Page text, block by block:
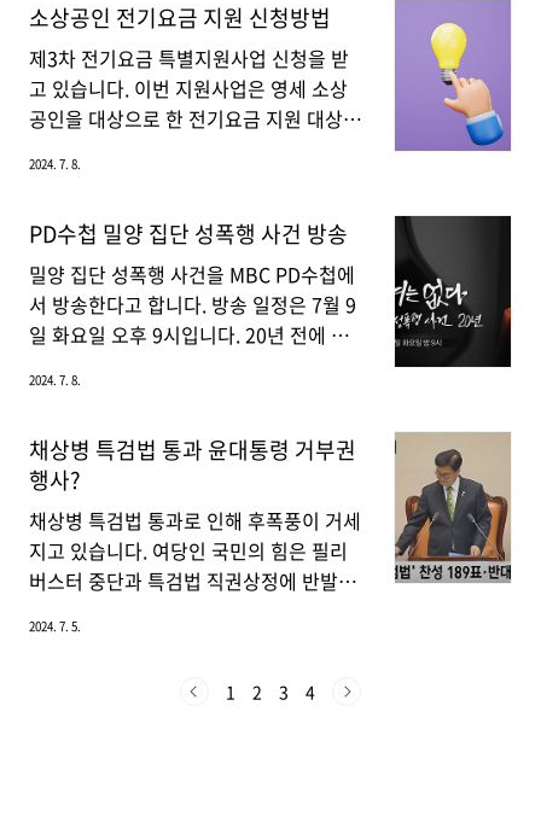
어 했다"라고 폭로했습니다.박주호는 5개
월 동안 위원회 활동에 참여했으나, 홍명
보 울산 HD 감독이 내정된 사실조차 몰랐
다며 "지난 5개월이 허무하다"..
해보겠습니다.미녀와 순정남 등장인물 박
도라 (임수향)직업은 배우이며, 밝고 씩씩
하면서 도전적이고 강인한 성격의 소유자
입니다. 엄마에 의해 배우의 길로 접어든
피나는 노력 덕분에 톱스타의 반열에 올랐
광고와 화보 촬영 등으로 힘들다는 그녀의
의견을 무시하고 새로운 드라마 '직진멜
로' 출연 결정까지 내려버렸고, 드라마를
취소하기 위해 '직진멜로' 감독을 만나러
갔다가 우연히 첫사랑 조연출인..
소상공인 전기요금 지원 신청방법
제3차 전기요금 특별지원사업 신청을 받
고 있습니다. 이번 지원사업은 영세 소상
공인을 대상으로 한 전기요금 지원 대상을
제공할 예정이므로 지금부터 소상공인 전
아보겠습니다.소상공인 전기요금 지원 대
상 확대 이번 전기요금 지원 대상은 기존
의 연 매출 3천만 원 이하 소상공인에서 연
매출 6천만 원 이하 소상공인으로 확대되
해 2월 15일 기준 폐업 상태가 아닌 지난
또한, 2022년 혹은 지난해 국세청 부가가
치세 신고 기준 매출액이 6천만 원 이하인
사업장용 전기요금을 부담하는 개인·법인
사업자가 해당됩니다.기존 신청자 추가 지
원상반기 1·2차 지원 사업..
2024. 7. 8.
PD수첩 밀양 집단 성폭행 사건 방송
밀양 집단 성폭행 사건을 MBC PD수첩에
서 방송한다고 합니다. 방송 일정은 7월 9
일 화요일 오후 9시입니다. 20년 전에 일
어떻게 PD수첩에서 방송을 하게 되었는지
사건 2004년, 44명의 고등학생이 여중생
이었던 피해자를 포함한 5명의 미성년자
를 대상으로 성폭행을 저지른 사건입니다.
그러나 사건을 맡은 울산남부경찰서는 44
명의 피의자 중 13명만 구속하고 나머지
도 형사처벌을 받지 않은 기이한 사건입니
지만, 결론적으로 공론화하는 데 실패했습
2024. 7. 8.
채상병 특검법 통과 윤대통령 거부권
행사?
채상병 특검법 통과로 인해 후폭풍이 거세
지고 있습니다. 여당인 국민의 힘은 필리
버스터 중단과 특검법 직권상정에 반발하
며, 채상병 특검법 통과 후 윤대통령은 거
상병 특검법 통과 과정 국회는 본회의에서
2024. 7. 5.
1 2 3 4